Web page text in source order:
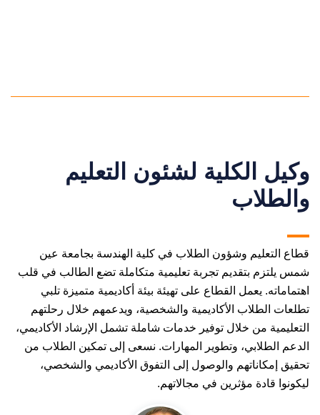
وكيل الكلية لشئون التعليم
والطلاب
قطاع التعليم وشؤون الطلاب في كلية الهندسة بجامعة عين
شمس يلتزم بتقديم تجربة تعليمية متكاملة تضع الطالب في قلب
اهتماماته. يعمل القطاع على تهيئة بيئة أكاديمية متميزة تلبي
تطلعات الطلاب الأكاديمية والشخصية، ويدعمهم خلال رحلتهم
التعليمية من خلال توفير خدمات شاملة تشمل الإرشاد الأكاديمي،
الدعم الطلابي، وتطوير المهارات. نسعى إلى تمكين الطلاب من
تحقيق إمكاناتهم والوصول إلى التفوق الأكاديمي والشخصي،
ليكونوا قادة مؤثرين في مجالاتهم.